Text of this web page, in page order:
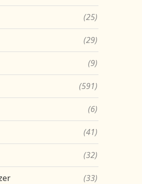
(25)
(29)
(9)
(591)
(6)
(41)
(32)
(33)